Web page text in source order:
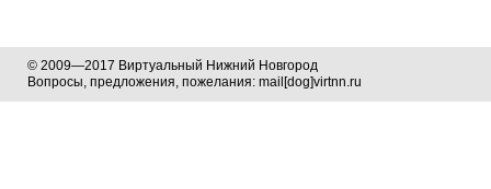
© 2009—2017 Виртуальный Нижний Новгород
Вопросы, предложения, пожелания: mail[dog]virtnn.ru